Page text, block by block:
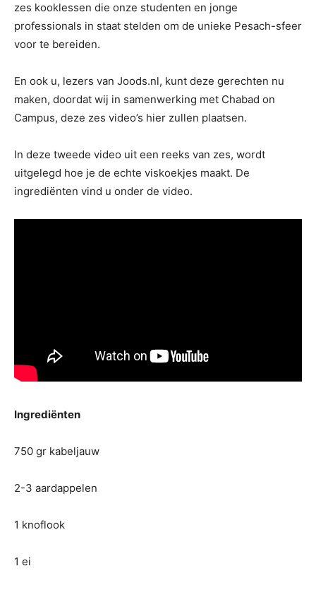
zes kooklessen die onze studenten en jonge
professionals in staat stelden om de unieke Pesach-sfeer
voor te bereiden.
En ook u, lezers van Joods.nl, kunt deze gerechten nu
maken, doordat wij in samenwerking met Chabad on
Campus, deze zes video’s hier zullen plaatsen.
In deze tweede video uit een reeks van zes, wordt
uitgelegd hoe je de echte viskoekjes maakt. De
ingrediënten vind u onder de video.
Ingrediënten
750 gr kabeljauw
2-3 aardappelen
1 knoflook
1 ei